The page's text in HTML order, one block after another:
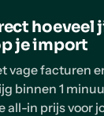
hoeveel
je import
vage facturen
binnen 1
all-in prijs voor